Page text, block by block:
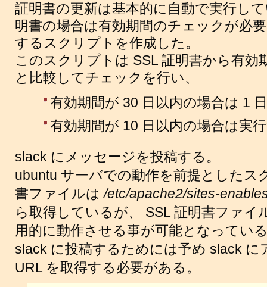
証明書の更新は基本的に自動で実行し
明書の場合は有効期間のチェックが必
するスクリプトを作成した。
このスクリプトは SSL 証明書から有効
と比較してチェックを行い、
有効期間が 30 日以内の場合は 1
有効期間が 10 日以内の場合は実
slack にメッセージを投稿する。
ubuntu サーバでの動作を前提としたス
書ファイルは/etc/apache2/sites-
ら取得しているが、 SSL 証明書ファイ
用的に動作させる事が可能となってい
slack に投稿するためには予め slack に
URL を取得する必要がある。